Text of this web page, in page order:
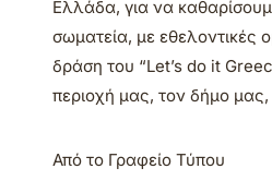
Ελλάδα, για να
σωματεία, με εθελοντικές
δράση του “Let’s do it
περιοχή μας, τον δήμο
Από το Γραφείο Τύπου